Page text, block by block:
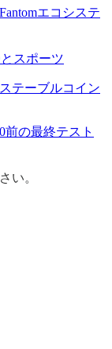
エコシステ
スポーツ
テーブルコイン
前の最終テスト
い。